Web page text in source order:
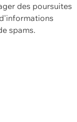
des poursuites
spams.